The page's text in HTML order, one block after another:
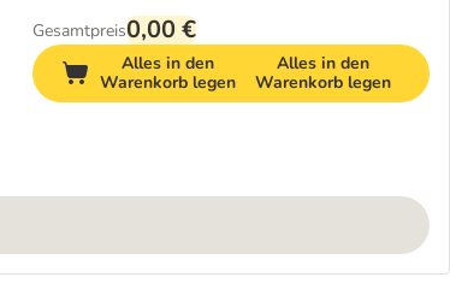
Gesamtpreis0,00 €
Alles in den
Warenkorb legen
Alles in den
Warenkorb legen